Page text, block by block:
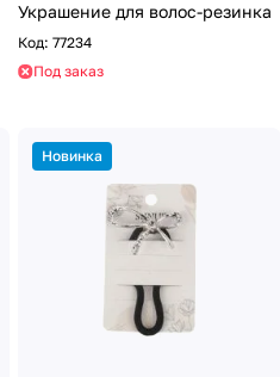
Украшение для волос-резинка
Код: 77234
Под заказ
Новинка